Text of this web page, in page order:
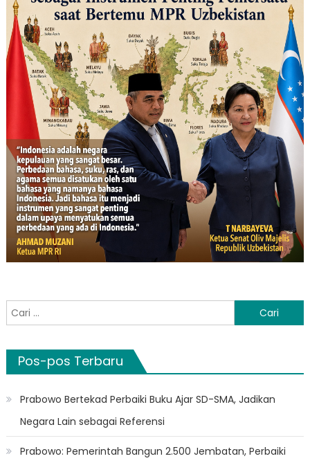
Cari
untuk:
Pos-pos Terbaru
Prabowo Bertekad Perbaiki Buku Ajar SD-SMA, Jadikan
Negara Lain sebagai Referensi
Prabowo: Pemerintah Bangun 2.500 Jembatan, Perbaiki